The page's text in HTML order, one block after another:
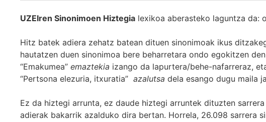
UZEIren Sinonimoen Hiztegia lexikoa aberasteko laguntza da:
Hitz batek adiera zehatz batean dituen sinonimoak ikus
hautatzen duen sinonimoa bere beharretara ondo egokitzen
“Emakumea” emaztekia izango da lapurtera/behe-nafarreraz,
“Pertsona elezuria, itxuratia” azalutsa dela esango dugu maila
Ez da hiztegi arrunta, ez daude hiztegi arruntek dituzten
adierak bakarrik azalduko dira bertan. Horrela, 26.098 sarrera